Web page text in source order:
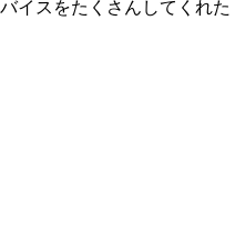
イスをたくさんしてくれた